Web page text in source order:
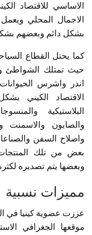
الاساسي للاقتصاد
بشكل دائم وبعضهم
كما يحتل القطاع
حيث تمتلك الشواطئ
اندر واشرس
الاقتصاد الكيني
البلاستيكية
والصابون والاسمنت
واصلاح السفن
بعض من تلك
وبعضها يتم تصديره
مميزات نسبية
عززت عضوية كينيا في
موقعها الجغرافي